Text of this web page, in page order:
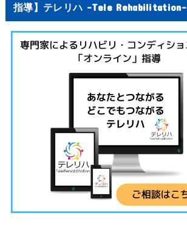
指導】テレリハ -Tele Rehabilitation-